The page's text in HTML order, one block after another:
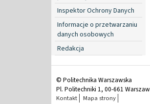
Inspektor Ochrony Danych
Informacje o przetwarzaniu
danych osobowych
Redakcja
© Politechnika Warszawska
Pl. Politechniki 1, 00-661
Kontakt Mapa strony